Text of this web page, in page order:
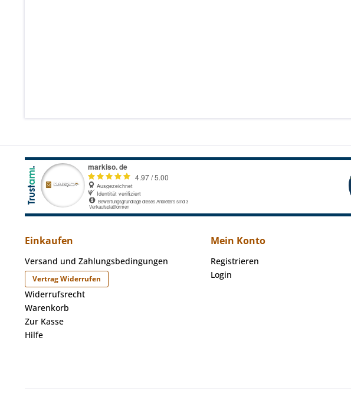
Einkaufen
Versand und Zahlungsbedingungen
Vertrag Widerrufen
Widerrufsrecht
Warenkorb
Zur Kasse
Hilfe
Mein Konto
Registrieren
Login